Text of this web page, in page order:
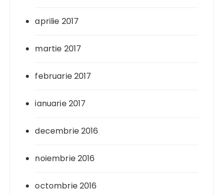
aprilie 2017
martie 2017
februarie 2017
ianuarie 2017
decembrie 2016
noiembrie 2016
octombrie 2016